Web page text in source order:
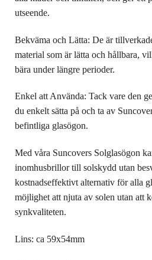
utseende.
Bekväma och Lätta: De är
material som är lätta och hållbara,
bära under längre perioder.
Enkel att Använda: Tack vare den
du enkelt sätta på och ta av
befintliga glasögon.
Med våra Suncovers Solglasögon
inomhusbrillor till solskydd utan
kostnadseffektivt alternativ för alla
möjlighet att njuta av solen utan att
synkvaliteten.
Lins: ca 59x54mm